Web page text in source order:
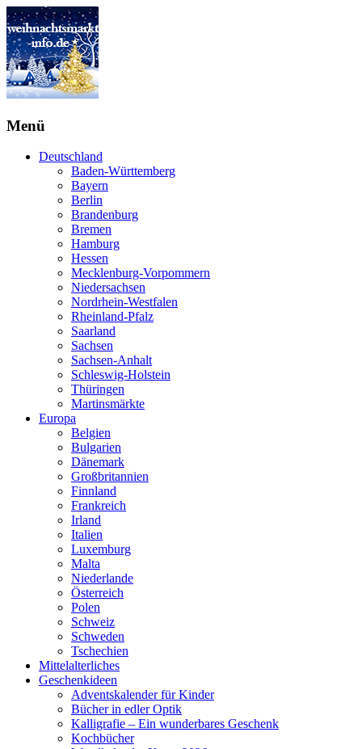
Menü
Deutschland
Baden-Württemberg
Bayern
Berlin
Brandenburg
Bremen
Hamburg
Hessen
Mecklenburg-Vorpommern
Niedersachsen
Nordrhein-Westfalen
Rheinland-Pfalz
Saarland
Sachsen
Sachsen-Anhalt
Schleswig-Holstein
Thüringen
Martinsmärkte
Europa
Belgien
Bulgarien
Dänemark
Großbritannien
Finnland
Frankreich
Irland
Italien
Luxemburg
Malta
Niederlande
Österreich
Polen
Schweiz
Schweden
Tschechien
Mittelalterliches
Geschenkideen
Adventskalender für Kinder
Bücher in edler Optik
Kalligrafie – Ein wunderbares Geschenk
Kochbücher